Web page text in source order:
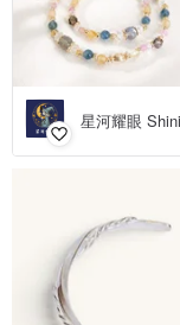
星河耀眼